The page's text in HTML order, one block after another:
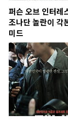
퍼슨 오브 인터레
조나단 놀란이 각
미드